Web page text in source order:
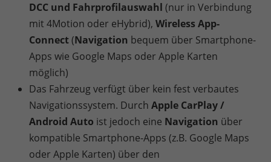
DCC und Fahrprofilauswahl (nur in Verbindung
mit 4Motion oder eHybrid), Wireless App-
Connect(Navigation bequem über Smartphone-
Apps wie Google Maps oder Apple Karten
möglich)
Das Fahrzeug verfügt über kein fest verbautes
Navigationssystem. Durch Apple CarPlay /
Android Auto ist jedoch eine Navigation über
kompatible Smartphone-Apps (z.B. Google Maps
oder Apple Karten) über den